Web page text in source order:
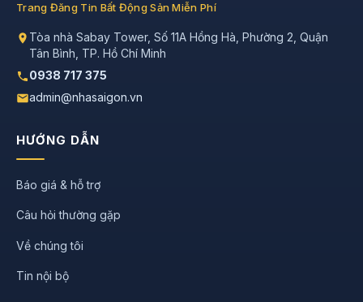
Trang Đăng Tin Bất Động Sản Miễn Phí
Tòa nhà Sabay Tower, Số 11A Hồng Hà, Phường 2, Quận
Tân Bình, TP. Hồ Chí Minh
0938 717 375
admin@nhasaigon.vn
HƯỚNG DẪN
Báo giá & hỗ trợ
Câu hỏi thường gặp
Về chúng tôi
Tin nội bộ